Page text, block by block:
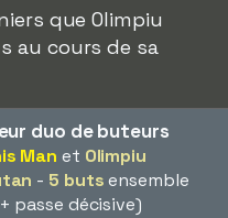
que Olimpiu
au cours de sa
duo de buteurs
Man et Olimpiu
- 5 butsensemble
passe décisive)